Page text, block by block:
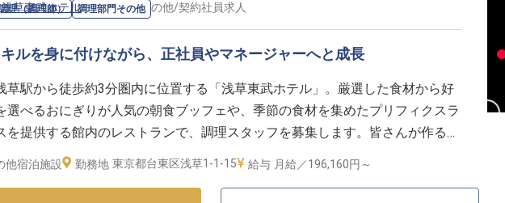
ッフを導き、自らも成長する。信頼されるリーダーへ】
ポジションです。
フの見本として、培った経験を活かし、現場の最前線で活躍してください。
クグラウンドを持つスタッフと協力し、課題を乗り越えていくプロセスは、あ
ジメントスキルを飛躍的に高めるはずです。
15日時点の情報です
理（調理師） 調理部門その他
浅草東武ホテルの調理部門その他/契約社員求人
ルを身に付けながら、正社員やマネージャーへと成長
草駅から徒歩約3分圏内に位置する「浅草東武ホテル」。厳選した食材から好
選べるおにぎりが人気の朝食ブッフェや、季節の食材を集めたプリフィクスラ
を提供する館内のレストランで、調理スタッフを募集します。皆さんが作るこ
理で、訪れるお客様を笑顔にしてください。正社員登用制度あり！ゆくゆくは
を管理するマネージャーへと成長していただけることを期待しています。
他宿泊施設 勤務地 東京都台東区浅草1-1-15 給与 月給／196,160円～